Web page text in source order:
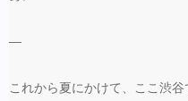
—
これから夏にかけて、ここ渋